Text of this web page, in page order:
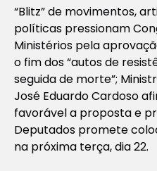
“Blitz” de movimentos,
políticas pressionam
Ministérios pela
o fim dos “autos de
seguida de morte”;
José Eduardo Cardoso
favorável a proposta e
Deputados promete
na próxima terça, dia 22.